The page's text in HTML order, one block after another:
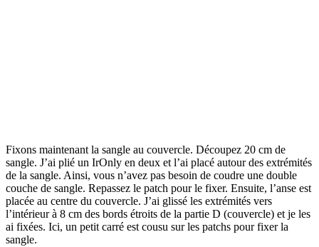
Fixons maintenant la sangle au couvercle. Découpez 20 cm de
sangle. J’ai plié un IrOnly en deux et l’ai placé autour des extrémités
de la sangle. Ainsi, vous n’avez pas besoin de coudre une double
couche de sangle. Repassez le patch pour le fixer. Ensuite, l’anse est
placée au centre du couvercle. J’ai glissé les extrémités vers
l’intérieur à 8 cm des bords étroits de la partie D (couvercle) et je les
ai fixées. Ici, un petit carré est cousu sur les patchs pour fixer la
sangle.